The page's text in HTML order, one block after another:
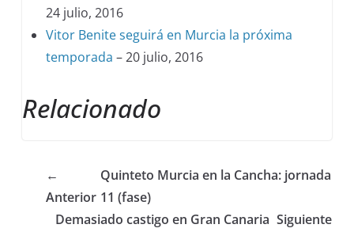
24 julio, 2016
Vitor Benite seguirá en Murcia la próxima
temporada – 20 julio, 2016
Relacionado
←
Anterior
Quinteto Murcia en la Cancha: jornada
11 (fase)
Demasiado castigo en Gran Canaria Siguiente